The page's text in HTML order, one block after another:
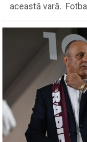
această vară.